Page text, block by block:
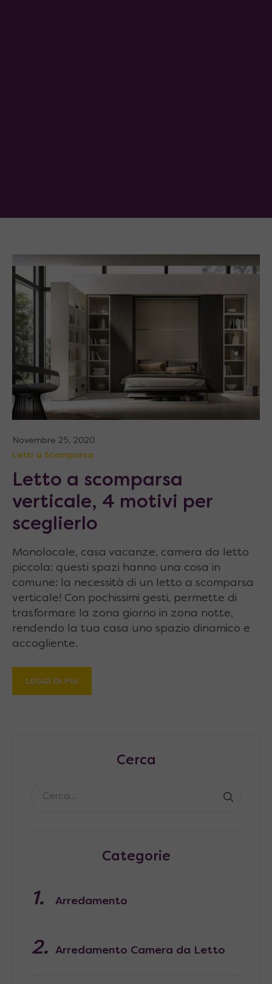
Novembre 25, 2020
Letti a Scomparsa
Letto a scomparsa
verticale, 4 motivi per
sceglierlo
Monolocale, casa vacanze, camera da letto
piccola: questi spazi hanno una cosa in
comune: la necessità di un letto a scomparsa
verticale! Con pochissimi gesti, permette di
trasformare la zona giorno in zona notte,
rendendo la tua casa uno spazio dinamico e
accogliente.
LEGGI DI PIÙ
Cerca
Categorie
Arredamento
Arredamento Camera da Letto